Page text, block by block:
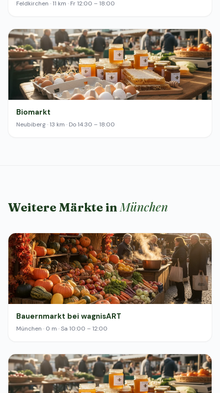
Feldkirchen · 11 km · Fr 12:00 – 18:00
Biomarkt
Neubiberg · 13 km · Do 14:30 – 18:00
Weitere Märkte inMünchen
Bauernmarkt bei wagnisART
München · 0 m · Sa 10:00 – 12:00